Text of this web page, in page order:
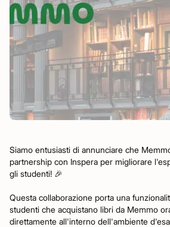
Siamo entusiasti di annunciare che
partnership con Inspera per migliorare
gli studenti! 🎉
Questa collaborazione porta una
studenti che acquistano libri da Memmo
direttamente all'interno dell'ambiente